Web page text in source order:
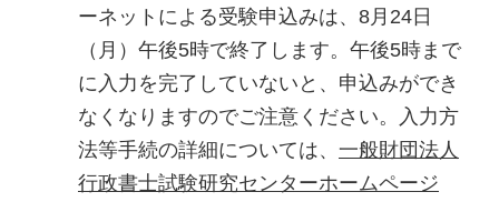
ーネットによる受験申込みは、8月24日
（月）午後5時で終了します。午後5時まで
に入力を完了していないと、申込みができ
なくなりますのでご注意ください。入力方
法等手続の詳細については、 一般財団法人
行政書士試験研究センターホームページ